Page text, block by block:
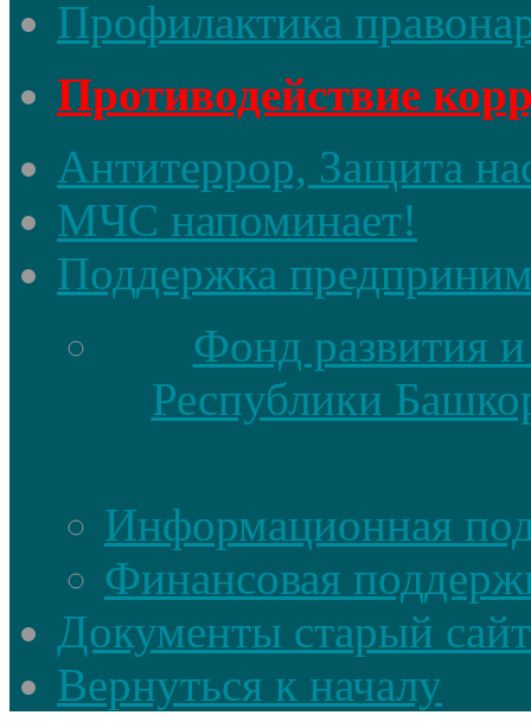
Профилактика
Противодействие
Антитеррор, Защита
МЧС напоминает!
Поддержка
Фонд развития
Республики
Информационная
Финансовая
Документы старый сайт
Вернуться к началу